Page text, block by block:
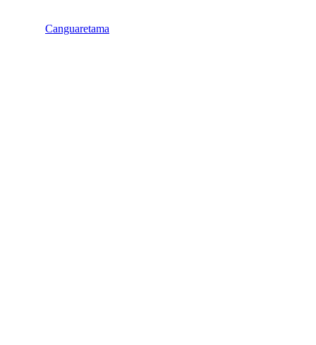
Canguaretama